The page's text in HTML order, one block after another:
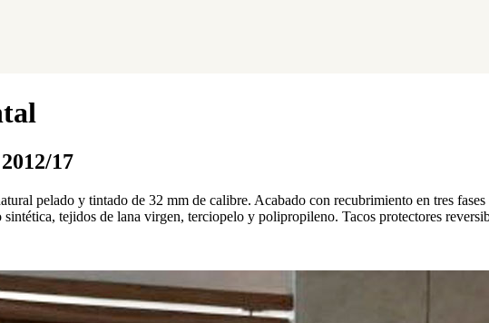
17
pelado y tintado de 32 mm de calibre. Acabado con recubrimiento en tres
tejidos de lana virgen, terciopelo y polipropileno. Tacos protectores